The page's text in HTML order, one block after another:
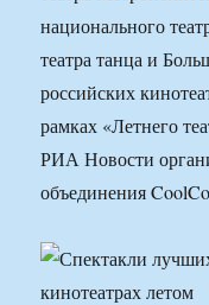
национального
театра танца и
российских
рамках «Летнего
РИА Новости
объединения